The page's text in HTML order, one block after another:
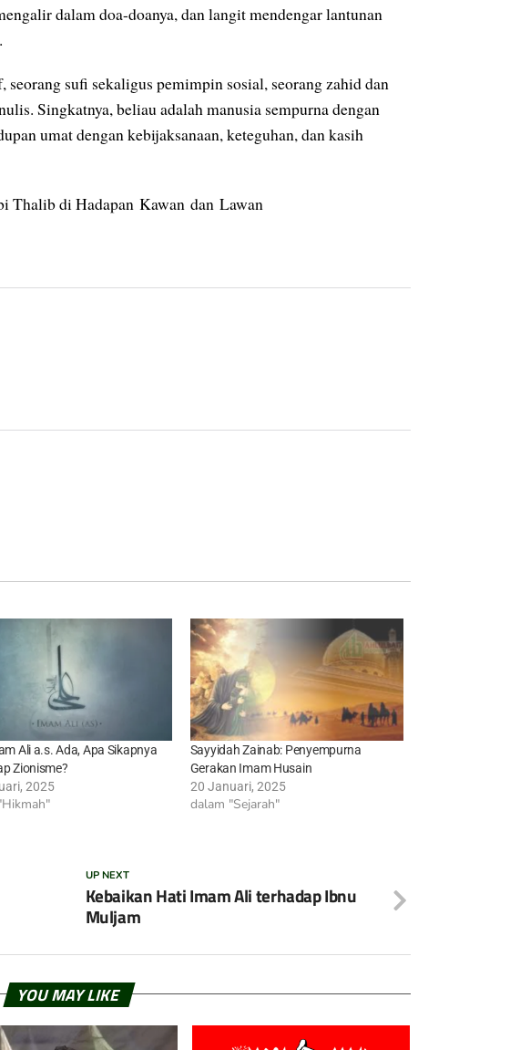
dalam doa-doanya, dan langit mendengar lantunan
sufi sekaligus pemimpin sosial, seorang zahid dan
Singkatnya, beliau adalah manusia sempurna dengan
umat dengan kebijaksanaan, keteguhan, dan kasih
Thalib di Hadapan Kawan dan Lawan
Ali a.s. Ada, Apa Sikapnya
Zionisme?
2025
Sayyidah Zainab: Penyempurna
Gerakan Imam Husain
20 Januari, 2025
dalam "Sejarah"
UP NEXT
Kebaikan Hati Imam Ali terhadap Ibnu
Muljam
YOU MAY LIKE